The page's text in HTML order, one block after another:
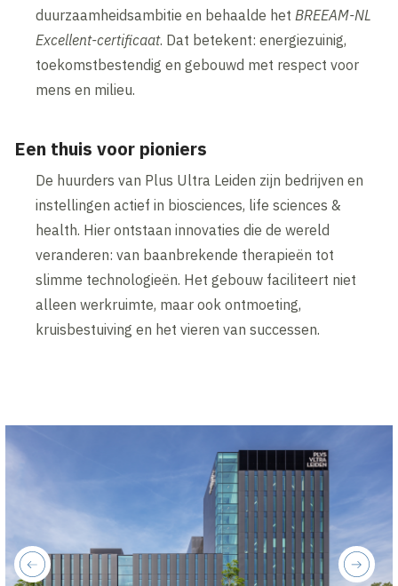
duurzaamheidsambitie en behaalde hetBREEAM-NL
Excellent-certificaat. Dat betekent: energiezuinig,
toekomstbestendig en gebouwd met respect voor
mens en milieu.
Een thuis voor pioniers
De huurders van Plus Ultra Leiden zijn bedrijven en
instellingen actief in biosciences, life sciences &
health. Hier ontstaan innovaties die de wereld
veranderen: van baanbrekende therapieën tot
slimme technologieën. Het gebouw faciliteert niet
alleen werkruimte, maar ook ontmoeting,
kruisbestuiving en het vieren van successen.
next
previous